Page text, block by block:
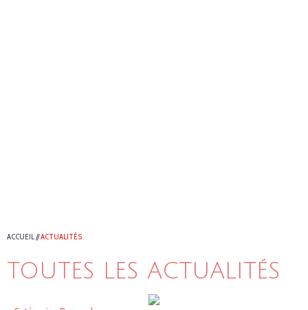
ACCUEIL//ACTUALITÉS
TOUTES LES ACTUALITÉS